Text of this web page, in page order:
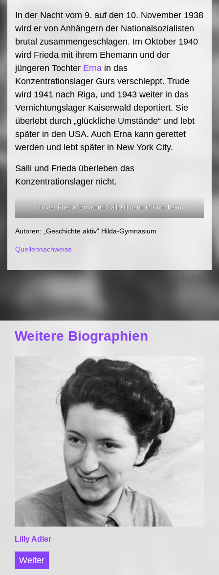
In der Nacht vom 9. auf den 10. November 1938
wird er von Anhängern der Nationalsozialisten
brutal zusammengeschlagen. Im Oktober 1940
wird Frieda mit ihrem Ehemann und der
jüngeren Tochter Erna in das
Konzentrationslager Gurs verschleppt. Trude
wird 1941 nach Riga, und 1943 weiter in das
Vernichtungslager Kaiserwald deportiert. Sie
überlebt durch „glückliche Umstände“ und lebt
später in den USA. Auch Erna kann gerettet
werden und lebt später in New York City.
Salli und Frieda überleben das
Konzentrationslager nicht.
Trude, Frieda, Erna und Salli Ullmann in Pforzheim
Autoren: „Geschichte aktiv“ Hilda-Gymnasium
Quellennachweise
Weitere Biographien
Lilly Adler
Weiter